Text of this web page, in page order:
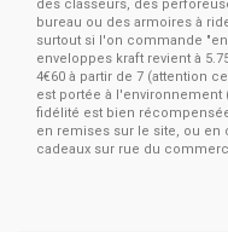
des classeurs, des
bureau ou des armoires à
surtout si l'on commande
enveloppes kraft revient à
4€60 à partir de 7 (attention
est portée à
fidélité est bien
en remises sur le site, ou en
cadeaux sur rue du